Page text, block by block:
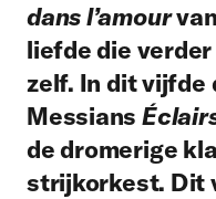
dans l’amour
liefde die
zelf. In dit vijfde
Messians
de dromerige
strijkorkest. Dit